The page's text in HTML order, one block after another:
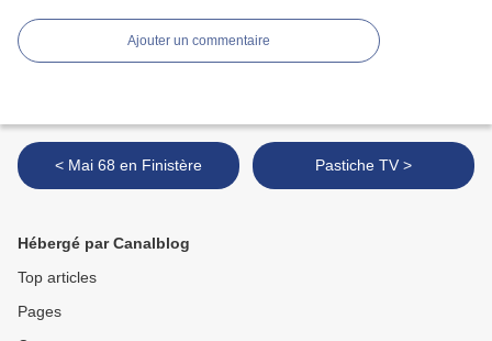
Ajouter un commentaire
< Mai 68 en Finistère Pastiche TV >
Hébergé par Canalblog
Top articles
Pages